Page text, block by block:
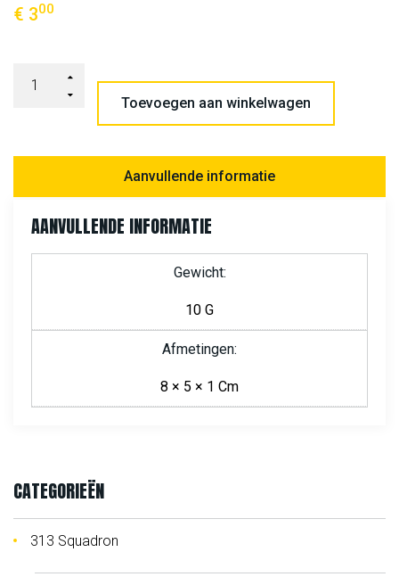
€ 300
Toevoegen aan winkelwagen
Aanvullende informatie
AANVULLENDE INFORMATIE
Gewicht
10 G
Afmetingen
8 × 5 × 1 Cm
CATEGORIEËN
313 Squadron